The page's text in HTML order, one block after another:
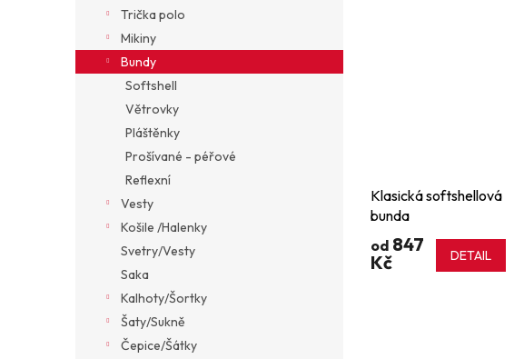
Trička polo
Mikiny
Bundy
Softshell
Větrovky
Pláštěnky
Prošívané - péřové
Reflexní
Vesty
Košile /Halenky
Svetry/Vesty
Saka
Kalhoty/Šortky
Šaty/Sukně
Čepice/Šátky
Klasická softshellová
bunda
od 847
Kč
DETAIL